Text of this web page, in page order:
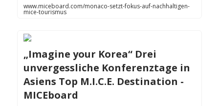
www.miceboard.com/monaco-setzt-fokus-auf-nachhaltigen-
mice-tourismus
„Imagine your Korea“ Drei
unvergessliche Konferenztage in
Asiens Top M.I.C.E. Destination -
MICEboard